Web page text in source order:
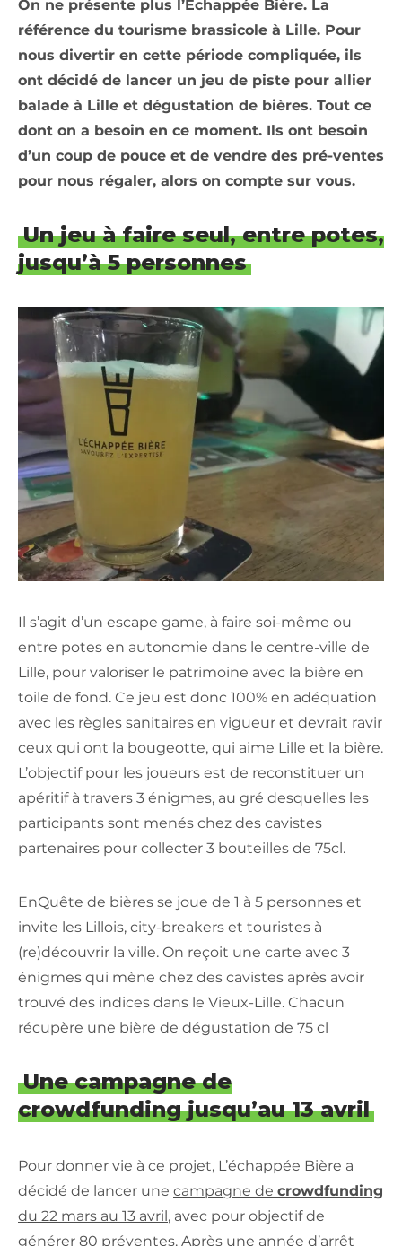
On ne présente plus l’Echappée Bière. La
référence du tourisme brassicole à Lille. Pour
nous divertir en cette période compliquée, ils
ont décidé de lancer un jeu de piste pour allier
balade à Lille et dégustation de bières. Tout ce
dont on a besoin en ce moment. Ils ont besoin
d’un coup de pouce et de vendre des pré-ventes
pour nous régaler, alors on compte sur vous.
Un jeu à faire seul, entre potes,
jusqu’à 5 personnes
Il s’agit d’un escape game, à faire soi-même ou
entre potes en autonomie dans le centre-ville de
Lille, pour valoriser le patrimoine avec la bière en
toile de fond. Ce jeu est donc 100% en adéquation
avec les règles sanitaires en vigueur et devrait ravir
ceux qui ont la bougeotte, qui aime Lille et la bière.
L’objectif pour les joueurs est de reconstituer un
apéritif à travers 3 énigmes, au gré desquelles les
participants sont menés chez des cavistes
partenaires pour collecter 3 bouteilles de 75cl.
EnQuête de bières se joue de 1 à 5 personnes et
invite les Lillois, city-breakers et touristes à
(re)découvrir la ville. On reçoit une carte avec 3
énigmes qui mène chez des cavistes après avoir
trouvé des indices dans le Vieux-Lille. Chacun
récupère une bière de dégustation de 75 cl
Une campagne de
crowdfunding jusqu’au 13 avril
Pour donner vie à ce projet, L’échappée Bière a
décidé de lancer une campagne de crowdfunding
du 22 mars au 13 avril, avec pour objectif de
générer 80 préventes. Après une année d’arrêt